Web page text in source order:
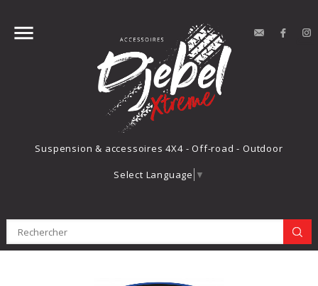
 
Suspension & accessoires 4X4 - Off-road - Outdoor
contact
Select Language ▼